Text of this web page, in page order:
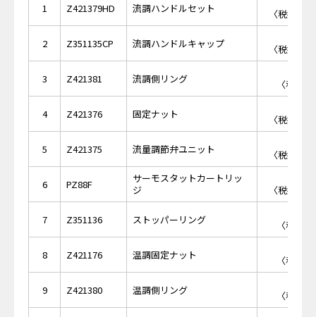
1 Z421379HD 流調ハンドルセット
〈税抜価
2 Z351135CP 流調ハンドルキャップ
〈税抜価
3 Z421381 流調側リング
〈税抜
4 Z421376 固定ナット
〈税抜価
5 Z421375 流量調節弁ユニット
〈税抜価
6 PZ88F
サーモスタットカートリッ
ジ
〈税抜価
7 Z351136 ストッパーリング
〈税抜
8 Z421176 温調固定ナット
〈税抜
9 Z421380 温調側リング
〈税抜